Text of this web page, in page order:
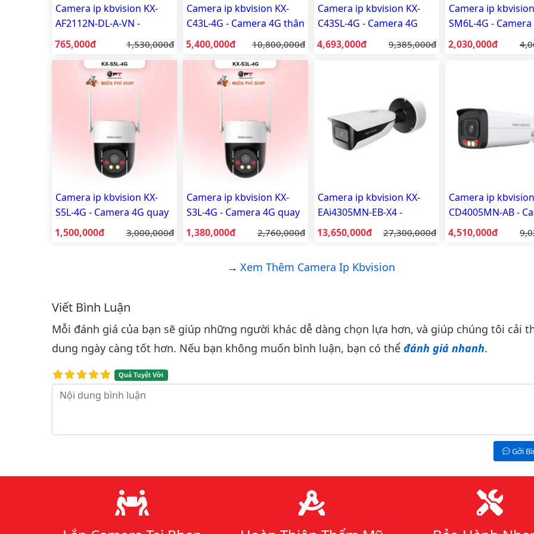
Camera ip kbvision KX-
AF2112N-DL-A-VN -
Camera IP dome cố định
trong nhà ánh sáng kép
2.0MP có mic
Giá bán:
765,000đ Giá gốc:
1,530,000đ
Camera ip kbvision KX-
C43L-4G - Camera 4G thân
ngoài trời 4MP
Giá bán:
5,400,000đ Giá gốc:
10,800,000đ
Camera ip kbvision KX-
C43SL-4G - Camera 4G
tích hợp tấm pin năng
lượng mặt trời 4MP
Giá bán:
4,693,000đ Giá gốc:
9,385,000đ
Camera ip
SM6L-4G -
ống kính quay quét
trời
Giá bán:
2,030,000đ
Camera ip kbvision KX-
S5L-4G - Camera 4G quay
quét ngoài trời
Giá bán:
1,500,000đ Giá gốc:
3,000,000đ
Camera ip kbvision KX-
S3L-4G - Camera 4G quay
quét ngoài trời
Giá bán:
1,380,000đ Giá gốc:
2,760,000đ
Camera ip kbvision KX-
EAi4305MN-EB-X4 -
Camera IP Thân 4MP Ai
thông minh
Giá bán:
13,650,000đ Giá gốc:
27,300,000đ
Camera ip
CD4005MN-AB -
IP thân Full Color
sáng kép thông
Giá bán:
4,510,000đ
Xem Thêm Camera Ip Kbvision
Bình luận & Đánh giá
Viết Bình Luận
Mỗi đánh giá của bạn sẽ giúp những người khác dễ dàng chọn lựa hơn, và giúp chúng tôi cải
dung ngày càng tốt hơn. Nếu bạn không muốn bình luận, bạn có thể đánh giá nhanh.
Quá Tuyệt Vời
Nội dung bình luận
Gởi
Lý do chọn chúng tôi